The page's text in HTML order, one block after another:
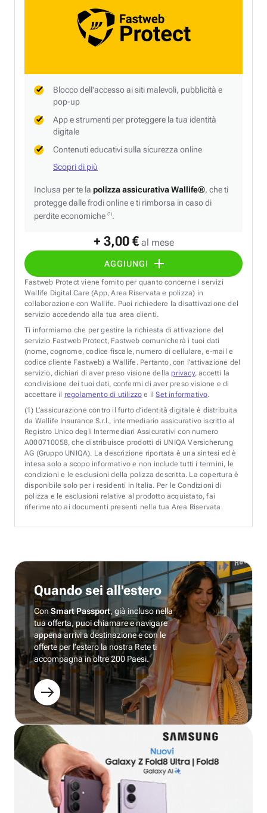
+ 3,00 € al mese
AGGIUNGI
Blocco dell'accesso ai siti malevoli, pubblicità e
pop-up
App e strumenti per proteggere la tua identità
digitale
Contenuti educativi sulla sicurezza online
Scopri di più
Inclusa per te la polizza assicurativa Wallife®, che ti
protegge dalle frodi online e ti rimborsa in caso di
perdite economiche (1).
Fastweb Protect viene fornito per quanto concerne i servizi
Wallife Digital Care (App, Area Riservata e polizza) in
collaborazione con Wallife. Puoi richiedere la disattivazione del
servizio accedendo alla tua area clienti.
Ti informiamo che per gestire la richiesta di attivazione del
servizio Fastweb Protect, Fastweb comunicherà i tuoi dati
(nome, cognome, codice fiscale, numero di cellulare, e-mail e
codice cliente Fastweb) a Wallife. Pertanto, con l’attivazione del
servizio, dichiari di aver preso visione della privacy, accetti la
condivisione dei tuoi dati, confermi di aver preso visione e di
accettare il regolamento di utilizzo e ilSet informativo.
(1) L’assicurazione contro il furto d’identità digitale è distribuita
da Wallife Insurance S.r.l., intermediario assicurativo iscritto al
Registro Unico degli Intermediari Assicurativi con numero
A000710058, che distribuisce prodotti di UNIQA Versicherung
AG (Gruppo UNIQA). La descrizione riportata è una sintesi ed è
intesa solo a scopo informativo e non include tutti i termini, le
condizioni e le esclusioni della polizza descritta. La copertura è
disponibile solo per i residenti in Italia. Per le Condizioni di
polizza e le esclusioni relative al prodotto acquistato, fai
riferimento ai documenti presenti nella tua Area Riservata.
Quando sei all'estero
ConSmart Passport, già incluso nella
tua offerta, puoi chiamare e navigare
appena arrivi a destinazione e con le
offerte per l’estero la nostra Rete ti
accompagna in oltre 200 Paesi.